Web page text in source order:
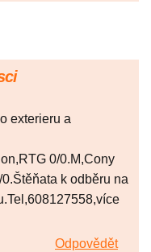
exterieru a
0/0.M,Cony
k odběru na
Odpovědět